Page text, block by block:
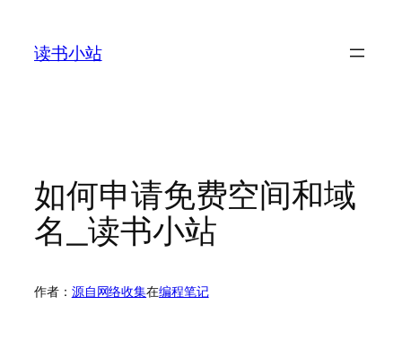
读书小站
如何申请免费空间和域
名_读书小站
作者： 源自网络收集在编程笔记